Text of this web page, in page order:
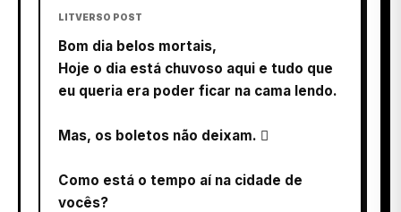
LITVERSO POST
Bom dia belos mortais,
Hoje o dia está chuvoso aqui e tudo que
eu queria era poder ficar na cama lendo.
Mas, os boletos não deixam. 
Como está o tempo aí na cidade de
vocês?